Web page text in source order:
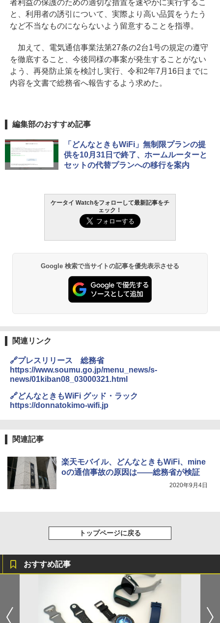
者利益の保護のための適切な措置を速やかに実行するこ
と、利用者の誘引について、実際より高い品質をうたう
など不当なものにならないよう留意することを指導。
加えて、電気通信事業法第27条の2台1号の規定の遵守
を徹底すること、今後同様の事案が発生することがない
よう、再発防止策を検討し実行、令和2年7月16日までに
内容を文書で総務省へ報告するよう求めた。
編集部のおすすめ記事
「どんなときもWiFi」無制限プランの提
供を10月31日で終了、ホームルーターと
セットの代替プランへの移行を案内
ケータイ Watchをフォローして最新記事をチ
ェック！
Google 検索で当サイトの記事を優先表示させる
関連リンク
🔗プレスリリース 総務省
https://www.soumu.go.jp/menu_news/s-
news/01kiban08_03000321.html
🔗どんなときもWiFi グッド・ラック
https://donnatokimo-wifi.jp
関連記事
楽天モバイル、どんなときもWiFi、mine
oの通信事故の原因は――総務省が検証
2020年9月4日
トップページに戻る
おすすめ記事